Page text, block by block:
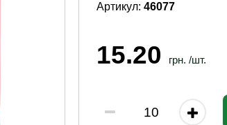
Артикул: 46077
15.20 грн. /шт.